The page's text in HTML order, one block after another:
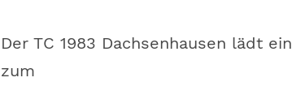
Der TC 1983 Dachsenhausen lädt ein
zum